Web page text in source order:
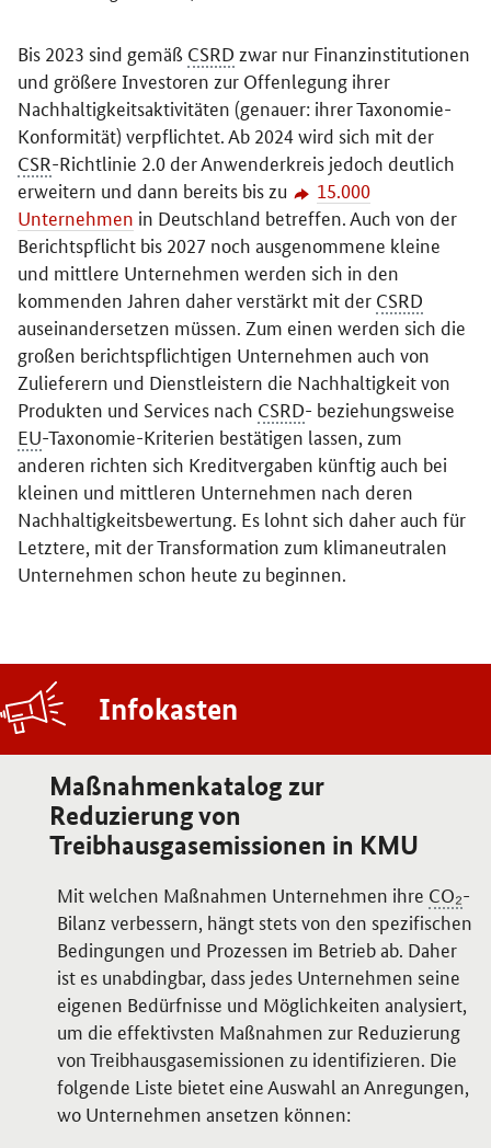
Bis 2023 sind gemäß CSRD zwar nur Finanzinstitutionen
und größere Investoren zur Offenlegung ihrer
Nachhaltigkeitsaktivitäten (genauer: ihrer Taxonomie-
Konformität) verpflichtet. Ab 2024 wird sich mit der
CSR-Richtlinie 2.0 der Anwenderkreis jedoch deutlich
erweitern und dann bereits bis zu
15.000
Unternehmen in Deutschland betreffen. Auch von der
Berichtspflicht bis 2027 noch ausgenommene kleine
und mittlere Unternehmen werden sich in den
kommenden Jahren daher verstärkt mit der CSRD
auseinandersetzen müssen. Zum einen werden sich die
großen berichtspflichtigen Unternehmen auch von
Zulieferern und Dienstleistern die Nachhaltigkeit von
Produkten und Services nach CSRD- beziehungsweise
EU-Taxonomie-Kriterien bestätigen lassen, zum
anderen richten sich Kreditvergaben künftig auch bei
kleinen und mittleren Unternehmen nach deren
Nachhaltigkeitsbewertung. Es lohnt sich daher auch für
Letztere, mit der Transformation zum klimaneutralen
Unternehmen schon heute zu beginnen.
Infokasten
Maßnahmenkatalog zur
Reduzierung von
Treibhausgasemissionen in KMU
Mit welchen Maßnahmen Unternehmen ihre CO₂-
Bilanz verbessern, hängt stets von den spezifischen
Bedingungen und Prozessen im Betrieb ab. Daher
ist es unabdingbar, dass jedes Unternehmen seine
eigenen Bedürfnisse und Möglichkeiten analysiert,
um die effektivsten Maßnahmen zur Reduzierung
von Treibhausgasemissionen zu identifizieren. Die
folgende Liste bietet eine Auswahl an Anregungen,
wo Unternehmen ansetzen können: